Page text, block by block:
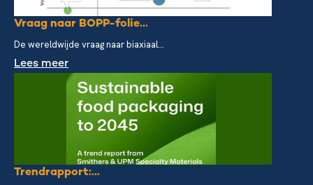
Vraag naar BOPP-folie...
De wereldwijde vraag naar biaxiaal...
Lees meer
Trendrapport:...